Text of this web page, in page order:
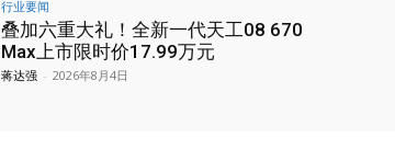
行业要闻
叠加六重大礼！全新一代天工08 670
Max上市限时价17.99万元
蒋达强 - 2026年8月4日